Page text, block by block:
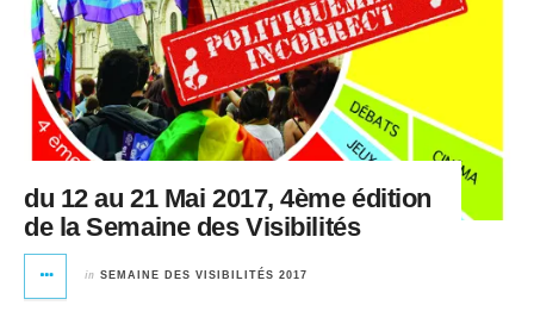
du 12 au 21 Mai 2017, 4ème édition
de la Semaine des Visibilités
in SEMAINE DES VISIBILITÉS 2017